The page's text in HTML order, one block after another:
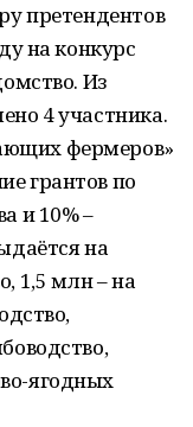
претендентов
на конкурс
Из
4 участника.
фермеров»
грантов по
и 10% –
на
1,5 млн – на
ягодных